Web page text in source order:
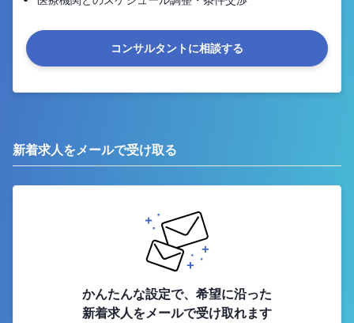
コンサルタントに相談する
新着求人をメールで受け取る
かんたんな設定で、希望に沿った
新着求人をメールで受け取れます